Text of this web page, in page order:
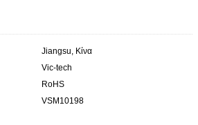
Jiangsu, Κίνα
Vic-tech
RoHS
VSM10198